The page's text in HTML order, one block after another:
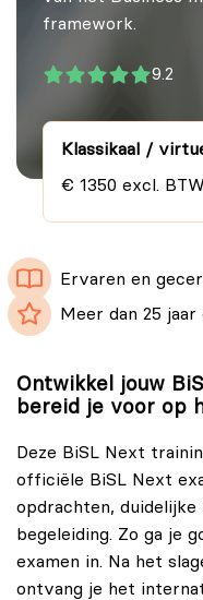
framework.
9.2
Klassikaal /
€ 1350 excl. BTW
Ervaren en
Meer dan 25
Ontwikkel jouw
bereid je voor op
Deze BiSL Next
officiële BiSL Next
opdrachten,
begeleiding. Zo ga je
examen in. Na het
ontvang je het